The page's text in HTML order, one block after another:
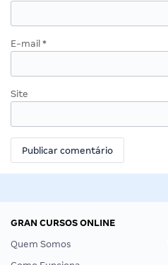
E-mail *
Site
GRAN CURSOS ONLINE
Quem Somos